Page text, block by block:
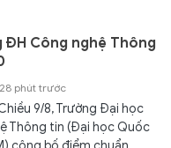
Công nghệ Thông
28 phút trước
9/8, Trường Đại học
Thông tin (Đại học Quốc